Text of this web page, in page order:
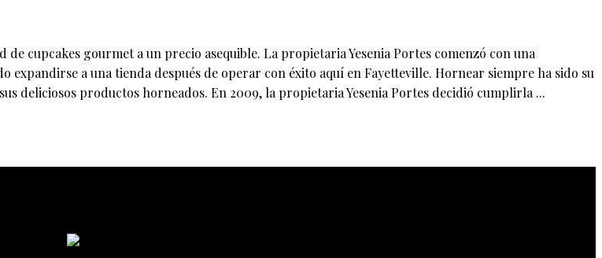
cupcakes gourmet a un precio asequible. La propietaria Yesenia Portes comenzó con una
expandirse a una tienda después de operar con éxito aquí en Fayetteville. Hornear siempre ha sido su
deliciosos productos horneados. En 2009, la propietaria Yesenia Portes decidió cumplirla ...